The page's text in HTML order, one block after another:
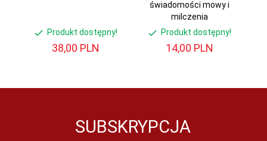
Produkt dostępny!
38,00 PLN
świadomości mowy i
milczenia
Produkt dostępny!
14,00 PLN
SUBSKRYPCJA